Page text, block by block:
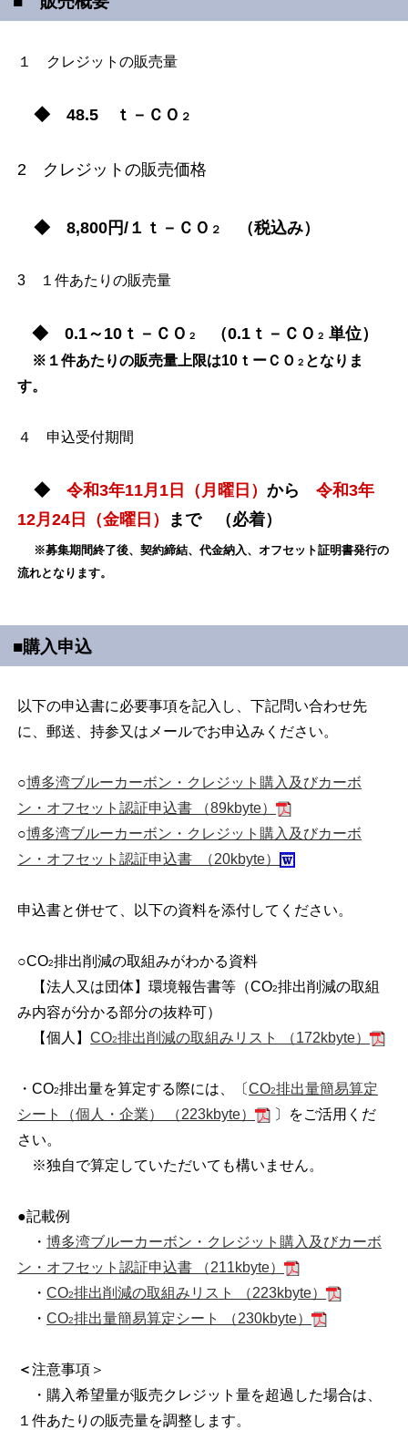
１ クレジットの販売量
◆ 48.5 ｔ－ＣＯ ２
2 クレジットの販売価格
◆ 8,800円/１ｔ－ＣＯ ２ （税込み）
3 １件あたりの販売量
◆ 0.1～10ｔ－ＣＯ ２ （0.1ｔ－ＣＯ ２ 単位）
※１件あたりの販売量上限は10ｔーＣＯ ２ となりま
す。
４ 申込受付期間
◆令和3年11月1日（月曜日）から令和3年
12月24日（金曜日）
まで （必着）
※募集期間終了後、契約締結、代金納入、オフセット証明書発行の
流れとなります。
■購入申込
以下の申込書に必要事項を記入し、下記問い合わせ先
に、郵送、持参又はメールでお申込みください。
○博多湾ブルーカーボン・クレジット購入及びカーボ
ン・オフセット認証申込書 （89kbyte）
○博多湾ブルーカーボン・クレジット購入及びカーボ
ン・オフセット認証申込書 （20kbyte）
申込書と併せて、以下の資料を添付してください。
○CO2排出削減の取組みがわかる資料
【法人又は団体】環境報告書等（CO2排出削減の取組
み内容が分かる部分の抜粋可）
【個人】CO2排出削減の取組みリスト （172kbyte）
・CO2排出量を算定する際には、〔CO2排出量簡易算定
シート（個人・企業） （223kbyte）
〕をご活用くだ
さい。
※独自で算定していただいても構いません。
●記載例
・博多湾ブルーカーボン・クレジット購入及びカーボ
ン・オフセット認証申込書 （211kbyte）
・CO2排出削減の取組みリスト （223kbyte）
・CO2排出量簡易算定シート （230kbyte）
＜注意事項＞
・購入希望量が販売クレジット量を超過した場合は、
１件あたりの販売量を調整します。